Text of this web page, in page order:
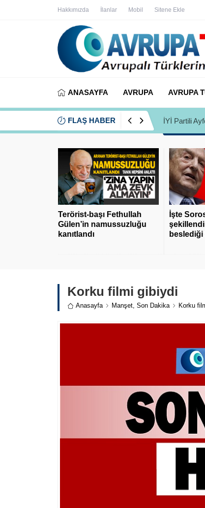
Hakkımızda İlanlar Mobil Sitene Ekle
ANASAYFA AVRUPA AVRUPA
FLAŞ HABER İYİ Partili
Terörist-başı Fethullah
Gülen’in namussuzluğu
kanıtlandı
İşte
beslediği
Korku filmi gibiydi
Anasayfa Manşet, Son Dakika Korku